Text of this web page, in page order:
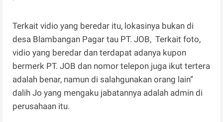
Terkait vidio yang beredar itu, lokasinya bukan di
desa Blambangan Pagar tau PT. JOB, Terkait foto,
vidio yang beredar dan terdapat adanya kupon
bermerk PT. JOB dan nomor telepon juga ikut tertera
adalah benar, namun di salahgunakan orang lain”
dalih Jo yang mengaku jabatannya adalah admin di
perusahaan itu.